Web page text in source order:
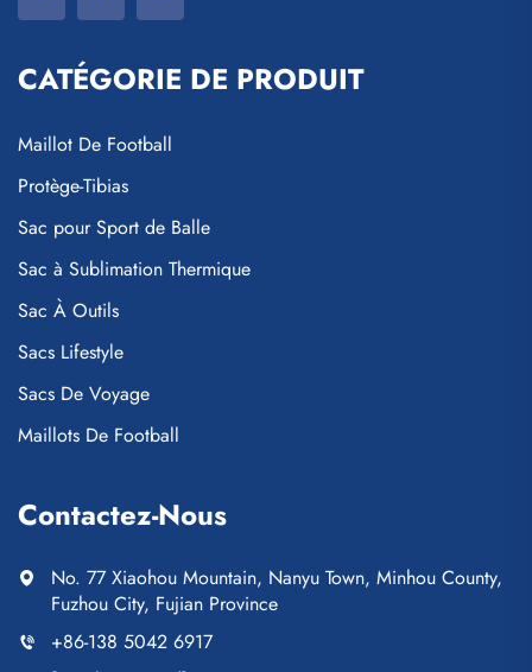
CATÉGORIE DE PRODUIT
Maillot De Football
Protège-Tibias
Sac pour Sport de Balle
Sac à Sublimation Thermique
Sac À Outils
Sacs Lifestyle
Sacs De Voyage
Maillots De Football
Contactez-Nous
No. 77 Xiaohou Mountain, Nanyu Town, Minhou County,
Fuzhou City, Fujian Province
+86-138 5042 6917